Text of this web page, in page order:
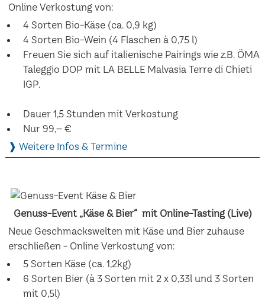
Online Verkostung von:
4 Sorten Bio-Käse (ca. 0,9 kg)
4 Sorten Bio-Wein (4 Flaschen à 0,75 l)
Freuen Sie sich auf italienische Pairings wie z.B. ÖMA
Taleggio DOP mit LA BELLE Malvasia Terre di Chieti
IGP.
Dauer 1,5 Stunden mit Verkostung
Nur 99,– €
❱ Weitere Infos & Termine
Genuss-Event „Käse & Bier“ mit Online-Tasting (Live)
Neue Geschmackswelten mit Käse und Bier zuhause
erschließen - Online Verkostung von:
5 Sorten Käse (ca. 1,2kg)
6 Sorten Bier (à 3 Sorten mit 2 x 0,33l und 3 Sorten
mit 0,5l)